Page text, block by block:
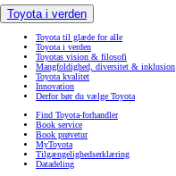
Toyota i verden
Toyota til glæde for alle
Toyota i verden
Toyotas vision & filosofi
Mangfoldighed, diversitet & inklusion
Toyota kvalitet
Innovation
Derfor bør du vælge Toyota
Find Toyota-forhandler
Book service
Book prøvetur
MyToyota
Tilgængelighedserklæring
Datadeling